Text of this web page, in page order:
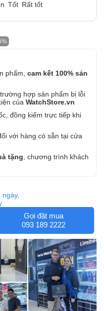
Tốt Rất tốt
phẩm, cam kết 100% sản
hợp sản phẩm bị lỗi
của WatchStore.vn
đồng kiểm trực tiếp khi
với hàng có sẵn tại cửa
tặng , chương trình khách
Gọi đặt mua
093 189 2222